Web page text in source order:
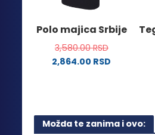
izabrane
stranici
proizvoda.
Polo majica Srbije
3,580.00RSD
2,864.00 RSD
više
varijanti.
Možda te zanima i ovo: